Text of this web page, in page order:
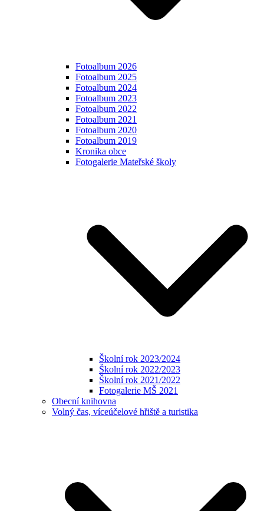
Fotoalbum 2026
Fotoalbum 2025
Fotoalbum 2024
Fotoalbum 2023
Fotoalbum 2022
Fotoalbum 2021
Fotoalbum 2020
Fotoalbum 2019
Kronika obce
Fotogalerie Mateřské školy
Školní rok 2023/2024
Školní rok 2022/2023
Školní rok 2021/2022
Fotogalerie MŠ 2021
Obecní knihovna
Volný čas, víceúčelové hřiště a turistika